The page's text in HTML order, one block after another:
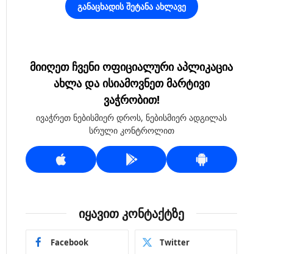
განაცხადის შეტანა ახლავე
მიიღეთ ჩვენი ოფიციალური აპლიკაცია
ახლა და ისიამოვნეთ მარტივი
ვაჭრობით!
ივაჭრეთ ნებისმიერ დროს, ნებისმიერ ადგილას
სრული კონტროლით
იყავით კონტაქტზე
Facebook Twitter